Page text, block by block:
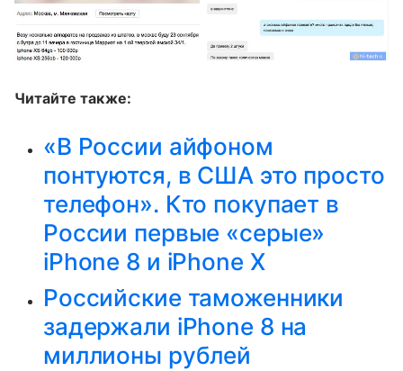
Читайте также:
«В России айфоном
понтуются, в США это просто
телефон». Кто покупает в
России первые «серые»
iPhone 8 и iPhone X
Российские таможенники
задержали iPhone 8 на
миллионы рублей